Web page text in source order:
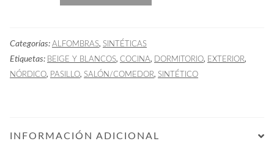
Nórdica
cantidad
Categorías: ALFOMBRAS, SINTÉTICAS
Etiquetas: BEIGE Y BLANCOS, COCINA, DORMITORIO, EXTERIOR,
NÓRDICO, PASILLO, SALÓN/COMEDOR, SINTÉTICO
INFORMACIÓN ADICIONAL